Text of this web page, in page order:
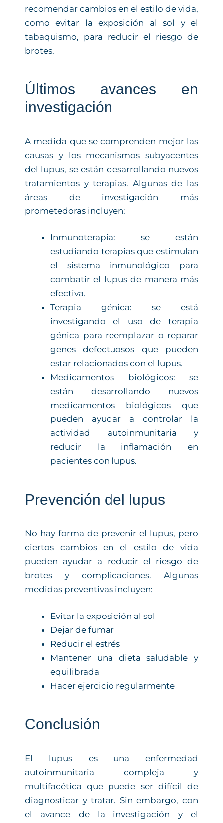
recomendar cambios en el estilo de vida,
como evitar la exposición al sol y el
tabaquismo, para reducir el riesgo de
brotes.
Últimos avances en
investigación
A medida que se comprenden mejor las
causas y los mecanismos subyacentes
del lupus, se están desarrollando nuevos
tratamientos y terapias. Algunas de las
áreas de investigación más
prometedoras incluyen:
Inmunoterapia: se están
estudiando terapias que estimulan
el sistema inmunológico para
combatir el lupus de manera más
efectiva.
Terapia génica: se está
investigando el uso de terapia
génica para reemplazar o reparar
genes defectuosos que pueden
estar relacionados con el lupus.
Medicamentos biológicos: se
están desarrollando nuevos
medicamentos biológicos que
pueden ayudar a controlar la
actividad autoinmunitaria y
reducir la inflamación en
pacientes con lupus.
Prevención del lupus
No hay forma de prevenir el lupus, pero
ciertos cambios en el estilo de vida
pueden ayudar a reducir el riesgo de
brotes y complicaciones. Algunas
medidas preventivas incluyen:
Evitar la exposición al sol
Dejar de fumar
Reducir el estrés
Mantener una dieta saludable y
equilibrada
Hacer ejercicio regularmente
Conclusión
El lupus es una enfermedad
autoinmunitaria compleja y
multifacética que puede ser difícil de
diagnosticar y tratar. Sin embargo, con
el avance de la investigación y el